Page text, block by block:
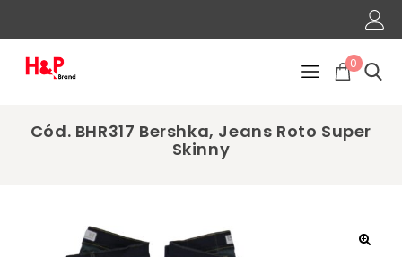
0
Cód. BHR317 Bershka, Jeans Roto Super
Skinny